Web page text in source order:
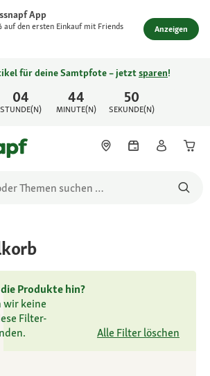
App
auf den ersten Einkauf mit Friends Anzeigen
04
STUNDE(N)
44
MINUTE(N)
50
SEKUNDE(N)
für deine Samtpfote – jetztsparen!
Produkte hin?
wir keine
Filter-
Alle Filter löschen